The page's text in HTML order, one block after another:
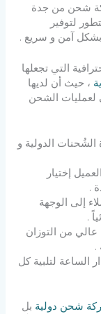
شحن من جدة
لتوفير
بشكل آمن و سريع .
التي تجعلها
، حيث أن لديها
لعمليات الشحن
الدولية و
إختيار
.
إلى الوجهة
.
من التوزان
.
الساعة لتلبية كل
شحن دولية بل